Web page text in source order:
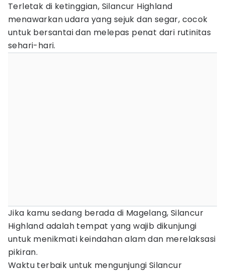
Terletak di ketinggian, Silancur Highland
menawarkan udara yang sejuk dan segar, cocok
untuk bersantai dan melepas penat dari rutinitas
sehari-hari.
Jika kamu sedang berada di Magelang, Silancur
Highland adalah tempat yang wajib dikunjungi
untuk menikmati keindahan alam dan merelaksasi
pikiran.
Waktu terbaik untuk mengunjungi Silancur